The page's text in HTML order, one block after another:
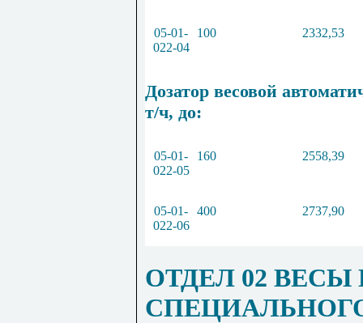
05-01-
022-04
100 2332,53
Дозатор весовой
т/ч, до:
05-01-
022-05
160 2558,39
05-01-
022-06
400 2737,90
ОТДЕЛ 02